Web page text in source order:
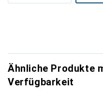
Ähnliche Produkte
Verfügbarkeit